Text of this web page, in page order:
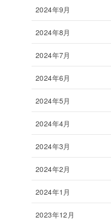
2024年9月
2024年8月
2024年7月
2024年6月
2024年5月
2024年4月
2024年3月
2024年2月
2024年1月
2023年12月